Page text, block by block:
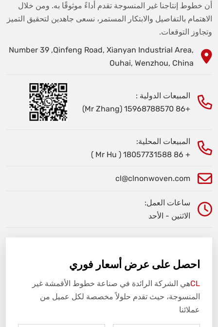
أن خطوط إنتاجنا غير المنسوجة تقدم أداءً موثوقًا به. ومن خلال
الاهتمام بالتفاصيل والابتكار المستمر، نسعى جاهدين لتحقيق التميز
وتجاوز التوقعات.
Number 39 ,Qinfeng Road, Xianyan Industrial Area,
Ouhai, Wenzhou, China
المبيعات الدولية :
+86 15968788570 (Mr Zhang)
المبيعات المحلية:
+ 86 18057731588 ( Mr Hu )
cl@clnonwoven.com
ساعات العمل:
الاثنين - الأحد
احصل على عرض أسعار فوري
CLهي الشركة الرائدة في صناعة خطوط الأقمشة غير
المنسوجة، حيث تقدم حلولاً مخصصة لكل عميل من
عملائنا